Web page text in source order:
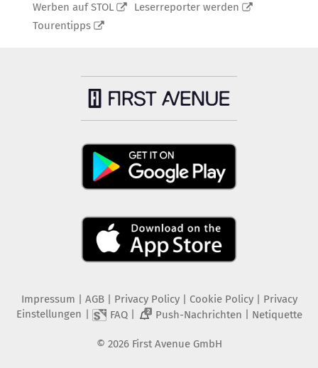
Werben auf STOL
Leserreporter werden
Tourentipps
Impressum AGB Privacy Policy| Cookie Policy| Privacy
Einstellungen
FAQ| 2 Push-Nachrichten Netiquette
© 2026 First Avenue GmbH